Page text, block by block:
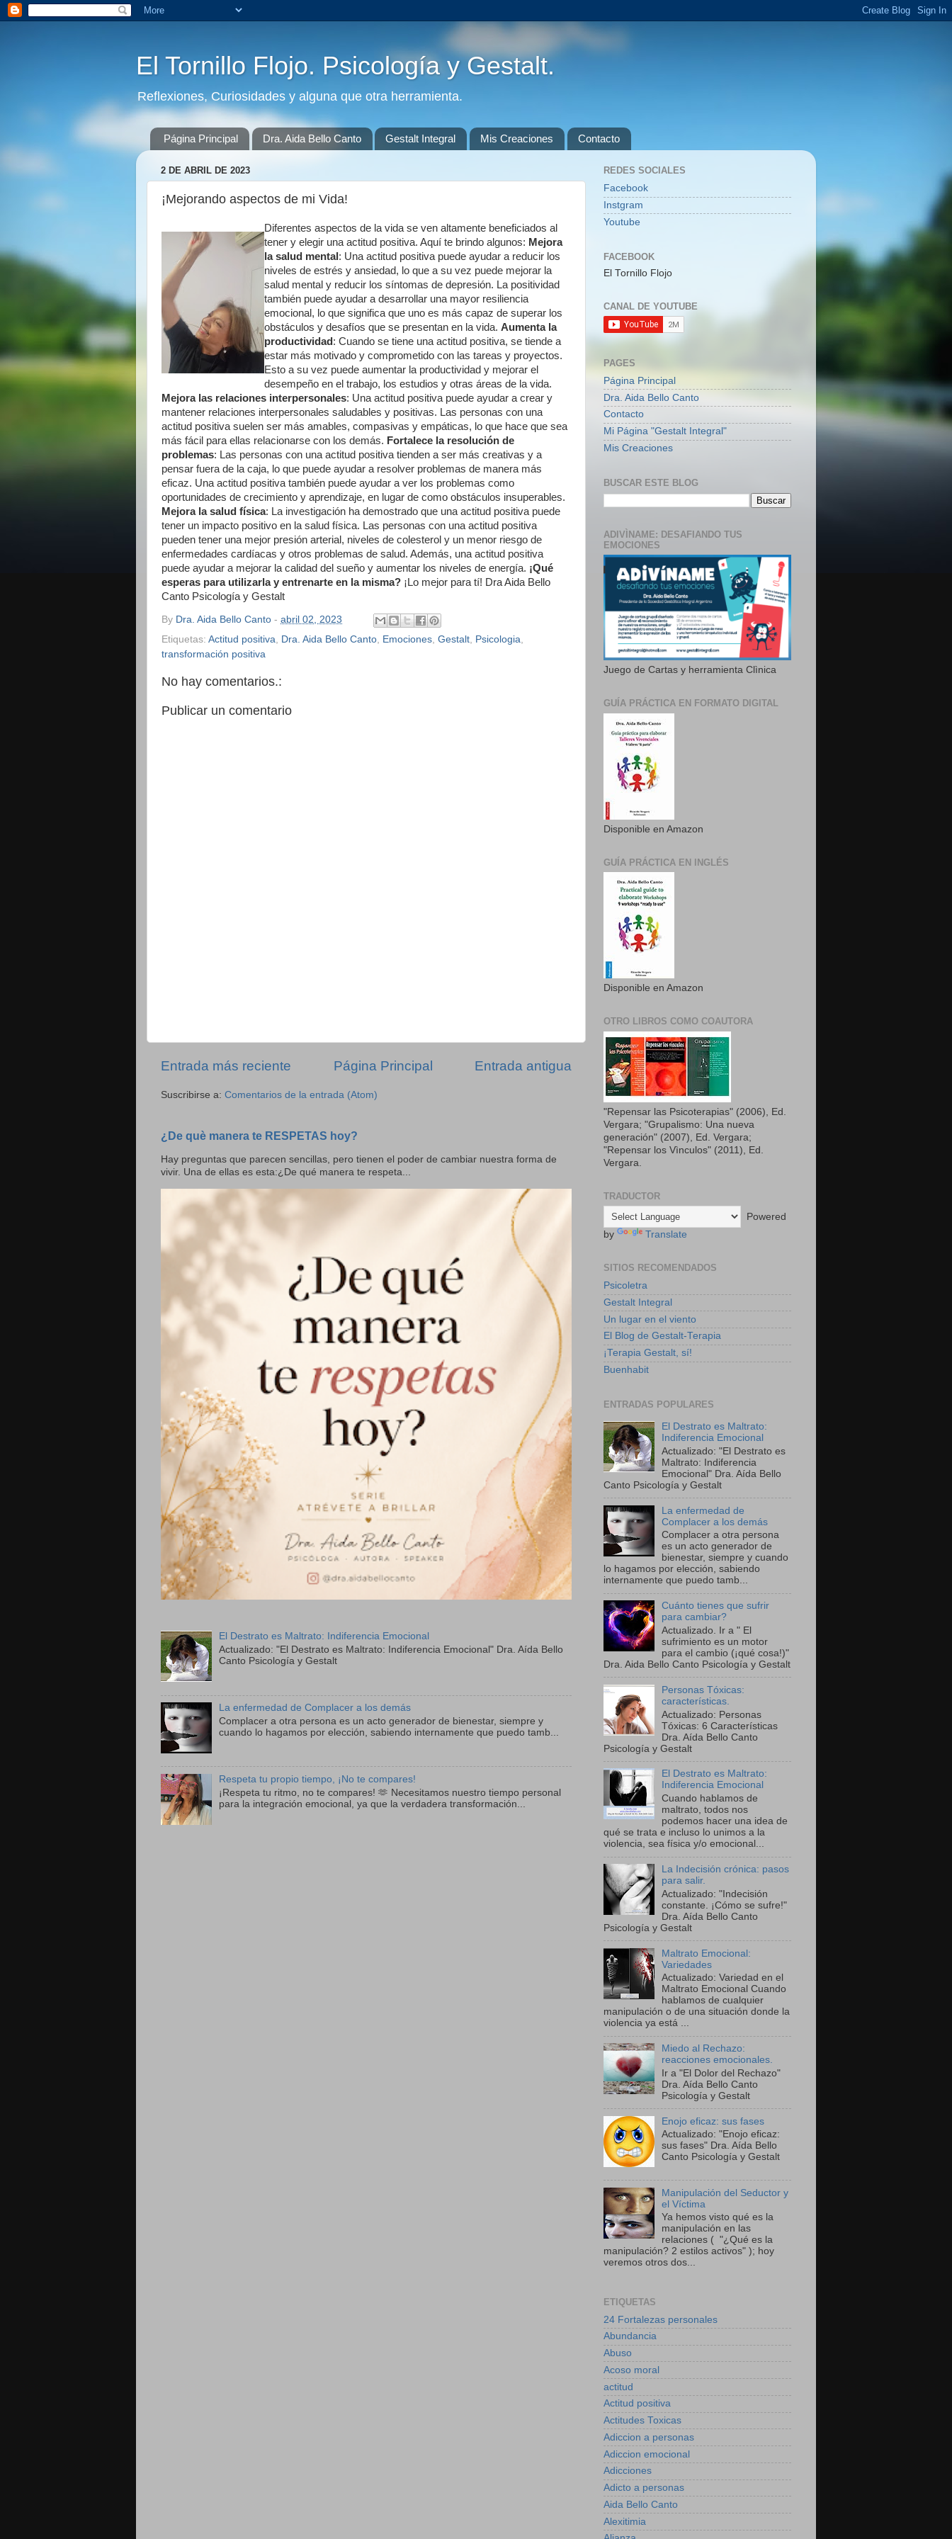
El Tornillo Flojo. Psicología y Gestalt.
Reflexiones, Curiosidades y alguna que otra herramienta.
Página Principal Dra. Aida Bello Canto Gestalt Integral Mis Creaciones Contacto
2 DE ABRIL DE 2023
¡Mejorando aspectos de mi Vida!
Diferentes aspectos de la vida se ven altamente beneficiados al
tener y elegir una actitud positiva. Aquí te brindo algunos: Mejora
la salud mental : Una actitud positiva puede ayudar a reducir los
niveles de estrés y ansiedad, lo que a su vez puede mejorar la
salud mental y reducir los síntomas de depresión. La positividad
también puede ayudar a desarrollar una mayor resiliencia
emocional, lo que significa que uno es más capaz de superar los
obstáculos y desafíos que se presentan en la vida. Aumenta la
productividad : Cuando se tiene una actitud positiva, se tiende a
estar más motivado y comprometido con las tareas y proyectos.
Esto a su vez puede aumentar la productividad y mejorar el
desempeño en el trabajo, los estudios y otras áreas de la vida.
Mejora las relaciones interpersonales: Una actitud positiva puede ayudar a crear y
mantener relaciones interpersonales saludables y positivas. Las personas con una
actitud positiva suelen ser más amables, compasivas y empáticas, lo que hace que sea
más fácil para ellas relacionarse con los demás. Fortalece la resolución de
problemas: Las personas con una actitud positiva tienden a ser más creativas y a
pensar fuera de la caja, lo que puede ayudar a resolver problemas de manera más
eficaz. Una actitud positiva también puede ayudar a ver los problemas como
oportunidades de crecimiento y aprendizaje, en lugar de como obstáculos insuperables.
Mejora la salud física: La investigación ha demostrado que una actitud positiva puede
tener un impacto positivo en la salud física. Las personas con una actitud positiva
pueden tener una mejor presión arterial, niveles de colesterol y un menor riesgo de
enfermedades cardíacas y otros problemas de salud. Además, una actitud positiva
puede ayudar a mejorar la calidad del sueño y aumentar los niveles de energía. ¡Qué
esperas para utilizarla y entrenarte en la misma? ¡Lo mejor para tí! Dra Aida Bello
Canto Psicología y Gestalt
By Dra. Aida Bello Canto - abril 02, 2023
Etiquetas: Actitud positiva Dra. Aida Bello Canto Emociones Gestalt Psicologia
transformación positiva
No hay comentarios.:
Publicar un comentario
Entrada más reciente Entrada antigua
Página Principal
Suscribirse a: Comentarios de la entrada (Atom)
¿De què manera te RESPETAS hoy?
Hay preguntas que parecen sencillas, pero tienen el poder de cambiar nuestra forma de
vivir. Una de ellas es esta:¿De qué manera te respeta...
El Destrato es Maltrato: Indiferencia Emocional
Actualizado: "El Destrato es Maltrato: Indiferencia Emocional" Dra. Aída Bello
Canto Psicología y Gestalt
La enfermedad de Complacer a los demás
Complacer a otra persona es un acto generador de bienestar, siempre y
cuando lo hagamos por elección, sabiendo internamente que puedo tamb...
Respeta tu propio tiempo, ¡No te compares!
¡Respeta tu ritmo, no te compares! 🫶 Necesitamos nuestro tiempo personal
para la integración emocional, ya que la verdadera transformación...
REDES SOCIALES
Facebook
Instgram
Youtube
FACEBOOK
El Tornillo Flojo
CANAL DE YOUTUBE
PAGES
Página Principal
Dra. Aida Bello Canto
Contacto
Mi Página "Gestalt Integral"
Mis Creaciones
BUSCAR ESTE BLOG
ADIVÌNAME: DESAFIANDO TUS
EMOCIONES
Juego de Cartas y herramienta Clìnica
GUÍA PRÁCTICA EN FORMATO DIGITAL
Disponible en Amazon
GUÍA PRÁCTICA EN INGLÉS
Disponible en Amazon
OTRO LIBROS COMO COAUTORA
"Repensar las Psicoterapias" (2006), Ed.
Vergara; "Grupalismo: Una nueva
generación" (2007), Ed. Vergara;
"Repensar los Vìnculos" (2011), Ed.
Vergara.
TRADUCTOR
Powered
by
Translate
SITIOS RECOMENDADOS
Psicoletra
Gestalt Integral
Un lugar en el viento
El Blog de Gestalt-Terapia
¡Terapia Gestalt, sí!
Buenhabit
ENTRADAS POPULARES
El Destrato es Maltrato:
Indiferencia Emocional
Actualizado: "El Destrato es
Maltrato: Indiferencia
Emocional" Dra. Aída Bello
Canto Psicología y Gestalt
La enfermedad de
Complacer a los demás
Complacer a otra persona
es un acto generador de
bienestar, siempre y cuando
lo hagamos por elección, sabiendo
internamente que puedo tamb...
Cuánto tienes que sufrir
para cambiar?
Actualizado. Ir a " El
sufrimiento es un motor
para el cambio (¡qué cosa!)"
Dra. Aida Bello Canto Psicología y Gestalt
Personas Tóxicas:
características.
Actualizado: Personas
Tóxicas: 6 Características
Dra. Aída Bello Canto
Psicología y Gestalt
El Destrato es Maltrato:
Indiferencia Emocional
Cuando hablamos de
maltrato, todos nos
podemos hacer una idea de
qué se trata e incluso lo unimos a la
violencia, sea física y/o emocional...
La Indecisión crónica: pasos
para salir.
Actualizado: "Indecisión
constante. ¡Cómo se sufre!"
Dra. Aída Bello Canto
Psicología y Gestalt
Maltrato Emocional:
Variedades
Actualizado: Variedad en el
Maltrato Emocional Cuando
hablamos de cualquier
manipulación o de una situación donde la
violencia ya está ...
Miedo al Rechazo:
reacciones emocionales.
Ir a "El Dolor del Rechazo"
Dra. Aída Bello Canto
Psicología y Gestalt
Enojo eficaz: sus fases
Actualizado: "Enojo eficaz:
sus fases" Dra. Aída Bello
Canto Psicología y Gestalt
Manipulación del Seductor y
el Víctima
Ya hemos visto qué es la
manipulación en las
relaciones ( "¿Qué es la
manipulación? 2 estilos activos" ); hoy
veremos otros dos...
ETIQUETAS
24 Fortalezas personales
Abundancia
Abuso
Acoso moral
actitud
Actitud positiva
Actitudes Toxicas
Adiccion a personas
Adiccion emocional
Adicciones
Adicto a personas
Aida Bello Canto
Alexitimia